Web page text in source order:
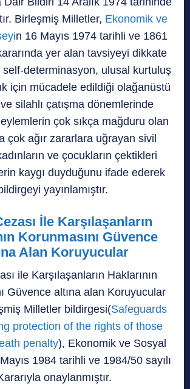
Birleşmiş Milletler, Ekonomik ve
n 16 Mayıs 1974 tarihli ve 1861
yer alan tavsiyeyi dikkate
self-determinasyon, ulusal kurtuluş
için mücadele edildiği olağanüstü
silahlı çatışma dönemlerinde
eylemlerin çok sıkça mağduru olan
çok ağır zararlara uğrayan sivil
ve çocukların çektikleri
kaygı duyduğunu ifade ederek
yayınlamıştır.
İle Karşılaşanların
Korunmasını Güvence
Alan Koruyucular
ile Karşılaşanların Haklarının
Güvence altına alan Koruyucular
Milletler bildirgesi(Safeguards
protection of the rights of those
penalty), Ekonomik ve Sosyal
1984 tarihli ve 1984/50 sayılı
onaylanmıştır.